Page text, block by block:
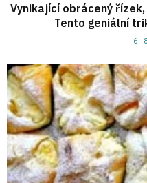
Vynikající obrácený
Tento geniální
6.